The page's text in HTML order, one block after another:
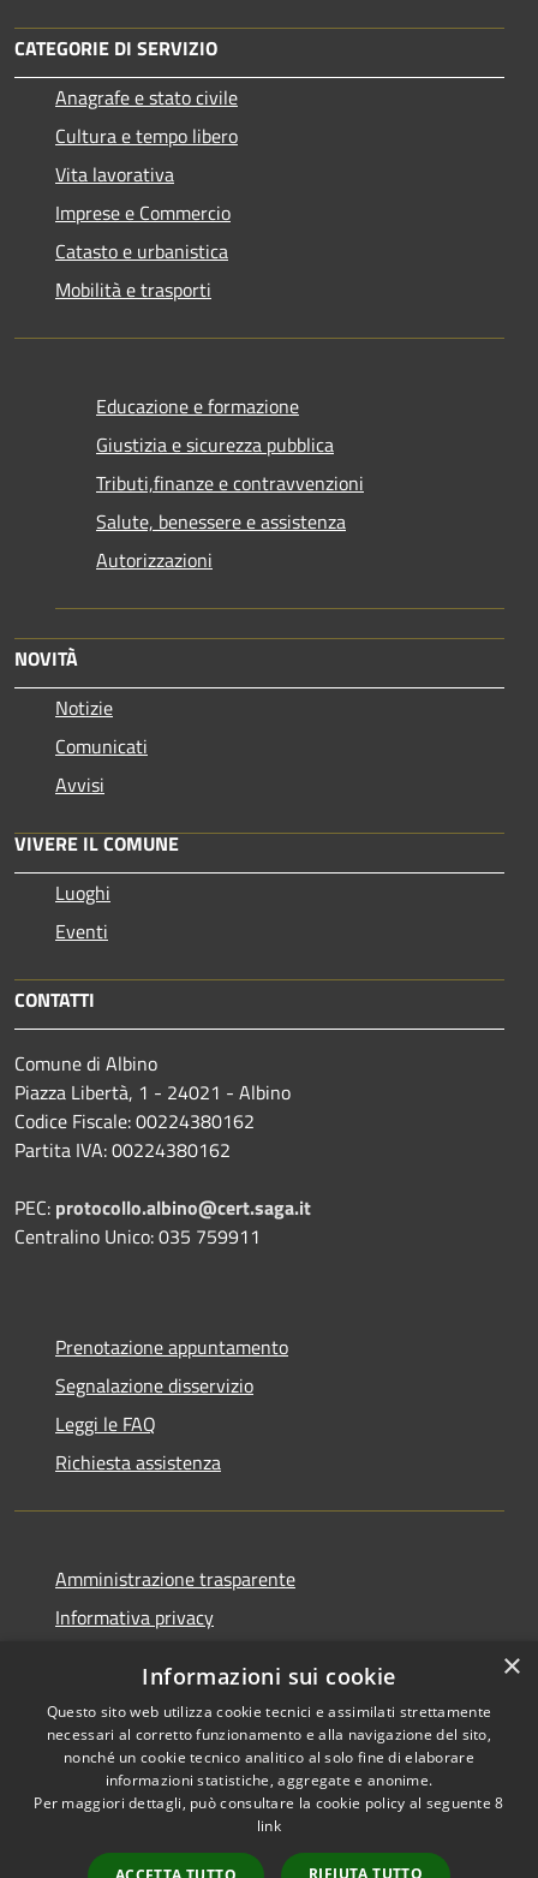
CATEGORIE DI SERVIZIO
Anagrafe e stato civile
Cultura e tempo libero
Vita lavorativa
Imprese e Commercio
Catasto e urbanistica
Mobilità e trasporti
Educazione e formazione
Giustizia e sicurezza pubblica
Tributi,finanze e contravvenzioni
Salute, benessere e assistenza
Autorizzazioni
NOVITÀ
Notizie
Comunicati
Avvisi
VIVERE IL COMUNE
Luoghi
Eventi
CONTATTI
Comune di Albino
Piazza Libertà, 1 - 24021 - Albino
Codice Fiscale: 00224380162
Partita IVA: 00224380162
PEC: protocollo.albino@cert.saga.it
Centralino Unico: 035 759911
Prenotazione appuntamento
Segnalazione disservizio
Leggi le FAQ
Richiesta assistenza
Amministrazione trasparente
Informativa privacy
Dichiarazione di accessibilità
RSS
Copyright © 2026 • Comune di
×
Informazioni sui cookie
Questo sito web utilizza cookie tecnici e assimilati strettamente
necessari al corretto funzionamento e alla navigazione del sito,
nonché un cookie tecnico analitico al solo fine di elaborare
informazioni statistiche, aggregate e anonime.
Per maggiori dettagli, può consultare la cookie policy al seguente8
link
RIFIUTA TUTTO